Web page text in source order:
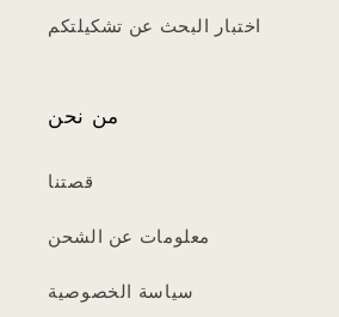
اختبار البحث عن تشكيلتكم
من نحن
قصتنا
معلومات عن الشحن
سياسة الخصوصية